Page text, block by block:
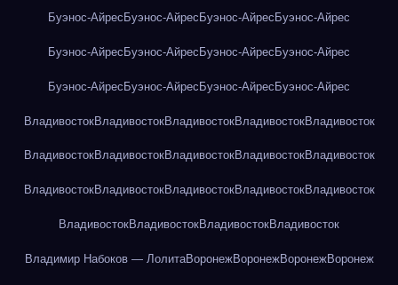
Буэнос-Айрес Буэнос-Айрес Буэнос-Айрес Буэнос-Айрес
Буэнос-Айрес Буэнос-Айрес Буэнос-Айрес Буэнос-Айрес
Буэнос-Айрес Буэнос-Айрес Буэнос-Айрес Буэнос-Айрес
ВладивостокВладивостокВладивостокВладивостокВладивосток
ВладивостокВладивостокВладивостокВладивостокВладивосток
ВладивостокВладивостокВладивостокВладивостокВладивосток
ВладивостокВладивостокВладивостокВладивосток
Владимир Набоков — ЛолитаВоронежВоронежВоронежВоронеж